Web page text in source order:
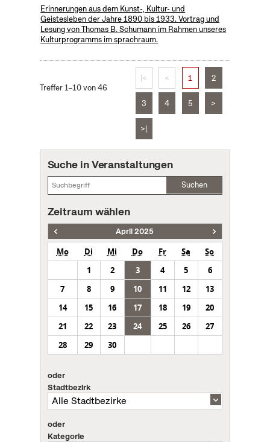
Erinnerungen aus dem Kunst-, Kultur- und
Geistesleben der Jahre 1890 bis 1933. Vortrag und
Lesung von Thomas B. Schumann im Rahmen unseres
Kulturprogramms im sprachraum.
Treffer 1–10 von 46
|< < 1 2
3 4 5 >
>|
Suche in Veranstaltungen
Suchen
Zeitraum wählen
April 2025
Mo Di Mi Do Fr Sa
So
1
2 3 4 5
6
7
8 9 10 11 12
13
14
15 16 17 18 19
20
21
22 23 24 25 26
27
28
29 30
oder
Stadtbezirk
oder
Kategorie